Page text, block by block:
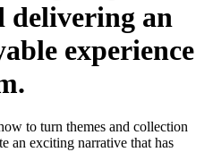
delivering an
experience
to turn themes and collection
an exciting narrative that has